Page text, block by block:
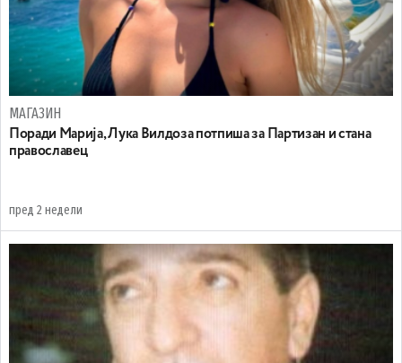
МАГАЗИН
Поради Марија, Лука Вилдоза потпиша за Партизан и стана
православец
пред 2 недели